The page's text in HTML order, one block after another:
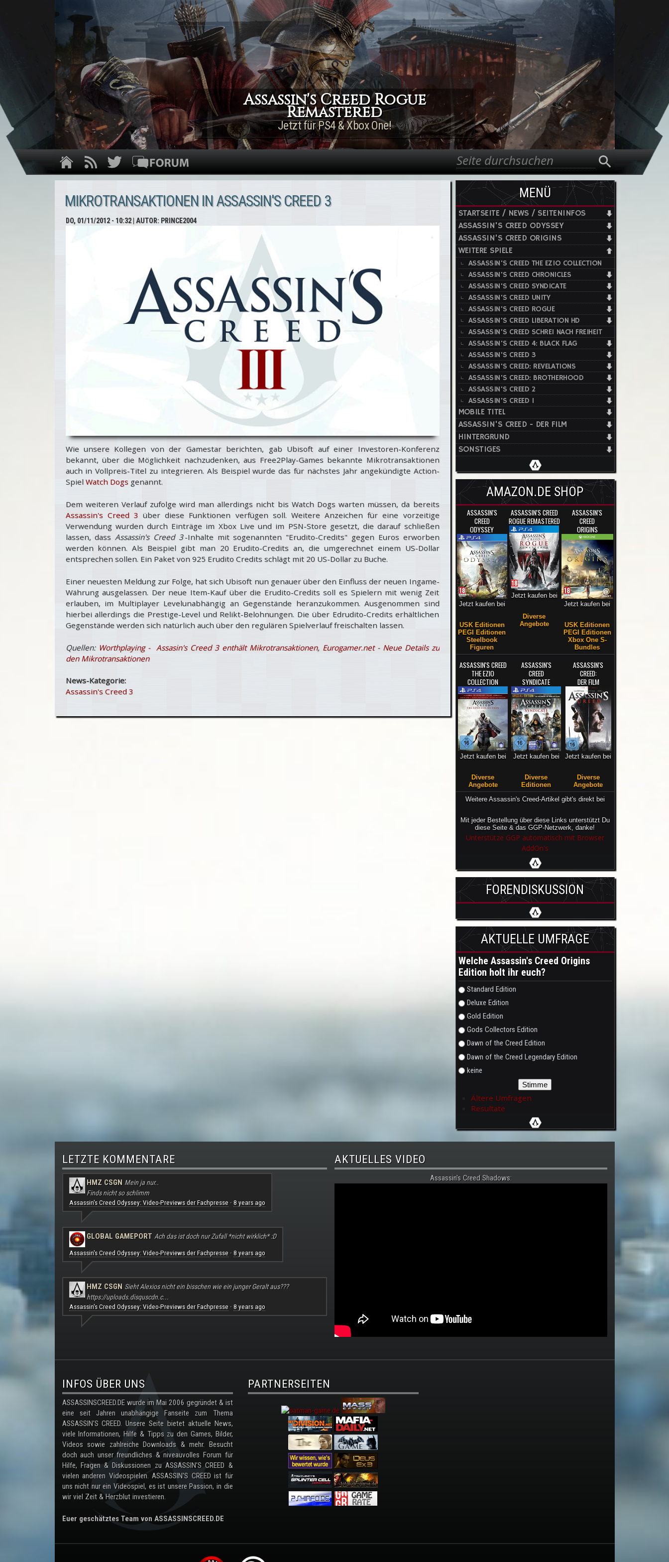
Direkt zum Inhalt
Assassin's Creed Rogue
Remastered
Jetzt für PS4 & Xbox One!
Suchformular
Suche
MIKROTRANSAKTIONEN IN ASSASSIN'S CREED 3
DO, 01/11/2012 - 10:32| AUTOR: PRINCE2004
Wie unsere Kollegen von der Gamestar berichten, gab Ubisoft auf einer Investoren-Konferenz
bekannt, über die Möglichkeit nachzudenken, aus Free2Play-Games bekannte Mikrotransaktionen
auch in Vollpreis-Titel zu integrieren. Als Beispiel wurde das für nächstes Jahr angekündigte Action-
Spiel Watch Dogsgenannt.
Dem weiteren Verlauf zufolge wird man allerdings nicht bis Watch Dogs warten müssen, da bereits
Assassin's Creed 3 über diese Funktionen verfügen soll. Weitere Anzeichen für eine vorzeitige
Verwendung wurden durch Einträge im Xbox Live und im PSN-Store gesetzt, die darauf schließen
lassen, dass Assassin's Creed 3 -Inhalte mit sogenannten "Erudito-Credits" gegen Euros erworben
werden können. Als Beispiel gibt man 20 Erudito-Credits an, die umgerechnet einem US-Dollar
entsprechen sollen. Ein Paket von 925 Erudito Credits schlägt mit 20 US-Dollar zu Buche.
Einer neuesten Meldung zur Folge, hat sich Ubisoft nun genauer über den Einfluss der neuen Ingame-
Währung ausgelassen. Der neue Item-Kauf über die Erudito-Credits soll es Spielern mit wenig Zeit
erlauben, im Multiplayer Levelunabhängig an Gegenstände heranzukommen. Ausgenommen sind
hierbei allerdings die Prestige-Level und Relikt-Belohnungen. Die über Edrudito-Credits erhältlichen
Gegenstände werden sich natürlich auch über den regulären Spielverlauf freischalten lassen.
Quellen: Worthplaying - Assasin's Creed 3 enthält Mikrotransaktionen, Eurogamer.net - Neue Details zu
den Mikrotransaktionen
News-Kategorie:
Assassin's Creed 3
MENÜ
STARTSEITE / NEWS / SEITENINFOS
ASSASSIN'S CREED ODYSSEY
ASSASSIN'S CREED ORIGINS
WEITERE SPIELE
ASSASSIN'S CREED THE EZIO COLLECTION
ASSASSIN'S CREED CHRONICLES
ASSASSIN'S CREED SYNDICATE
ASSASSIN'S CREED UNITY
ASSASSIN'S CREED ROGUE
ASSASSIN'S CREED LIBERATION HD
ASSASSIN'S CREED SCHREI NACH FREIHEIT
ASSASSIN'S CREED 4: BLACK FLAG
ASSASSIN'S CREED 3
ASSASSIN'S CREED: REVELATIONS
ASSASSIN'S CREED: BROTHERHOOD
ASSASSIN'S CREED 2
ASSASSIN'S CREED 1
MOBILE TITEL
ASSASSIN'S CREED - DER FILM
HINTERGRUND
SONSTIGES
AMAZON.DE SHOP
ASSASSIN'S
CREED
ODYSSEY
Jetzt kaufen bei
USK Editionen
PEGI Editionen
Steelbook
Figuren
ASSASSIN'S CREED
ROGUE REMASTERED
Jetzt kaufen bei
Diverse
Angebote
ASSASSIN'S
CREED
ORIGINS
Jetzt kaufen bei
USK Editionen
PEGI Editionen
Xbox One S-
Bundles
ASSASSIN'S CREED
THE EZIO
COLLECTION
Jetzt kaufen bei
Diverse
Angebote
ASSASSIN'S
CREED
SYNDICATE
Jetzt kaufen bei
Diverse
Editionen
ASSASSIN'S
CREED:
DER FILM
Jetzt kaufen bei
Diverse
Angebote
Weitere Assassin's Creed-Artikel gibt's direkt bei
Mit jeder Bestellung über diese Links unterstützt Du
diese Seite & das GGP-Netzwerk, danke!
Unterstütze GGP automatisch mit Browser
AddOn's
FORENDISKUSSION
AKTUELLE UMFRAGE
Welche Assassin's Creed Origins
Edition holt ihr euch?
Auswahlmöglichkeiten
Standard Edition
Deluxe Edition
Gold Edition
Gods Collectors Edition
Dawn of the Creed Edition
Dawn of the Creed Legendary Edition
keine
Ältere Umfragen
Resultate
LETZTE KOMMENTARE
HMZ CSGN Mein ja nur..
Finds nicht so schlimm
Assassin's Creed Odyssey: Video-Previews der Fachpresse· 8 years ago
GLOBAL GAMEPORT Ach das ist doch nur Zufall *nicht wirklich* :D
Assassin's Creed Odyssey: Video-Previews der Fachpresse· 8 years ago
HMZ CSGN Sieht Alexios nicht ein bisschen wie ein junger Geralt aus???
https://uploads.disquscdn.c...
Assassin's Creed Odyssey: Video-Previews der Fachpresse· 8 years ago
AKTUELLES VIDEO
Assassin's Creed Shadows:
.
INFOS ÜBER UNS
ASSASSINSCREED.DE wurde im Mai 2006 gegründet & ist
eine seit Jahren unabhängige Fanseite zum Thema
ASSASSIN'S CREED. Unsere Seite bietet aktuelle News,
viele Informationen, Hilfe & Tipps zu den Games, Bilder,
Videos sowie zahlreiche Downloads & mehr. Besucht
doch auch unser freundliches & niveauvolles Forum für
Hilfe, Fragen & Diskussionen zu ASSASSIN'S CREED &
vielen anderen Videospielen. ASSASSIN'S CREED ist für
uns nicht nur ein Videospiel, es ist unsere Passion, in die
wir viel Zeit & Herzblut investieren.
Euer geschätztes Team von ASSASSINSCREED.DE
PARTNERSEITEN